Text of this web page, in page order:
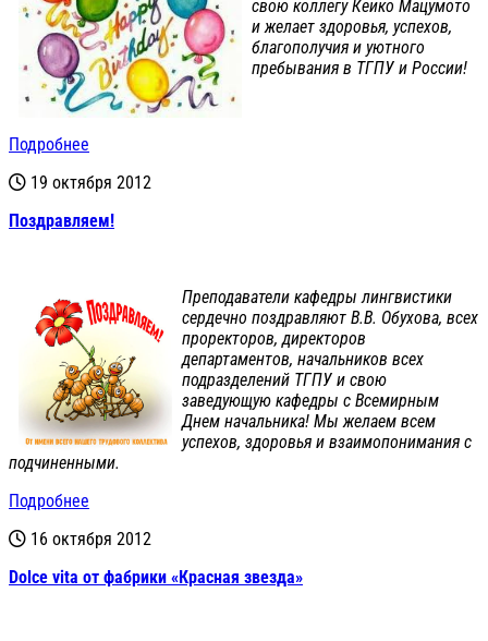
свою коллегу Кеико Мацумото
и желает здоровья, успехов,
благополучия и уютного
пребывания в ТГПУ и России!
Подробнее
19 октября 2012
Поздравляем!
Преподаватели кафедры лингвистики
сердечно поздравляют В.В. Обухова, всех
проректоров, директоров
департаментов, начальников всех
подразделений ТГПУ и свою
заведующую кафедры с Всемирным
Днем начальника! Мы желаем всем
успехов, здоровья и взаимопонимания с
подчиненными.
Подробнее
16 октября 2012
Dolce vita от фабрики «Красная звезда»